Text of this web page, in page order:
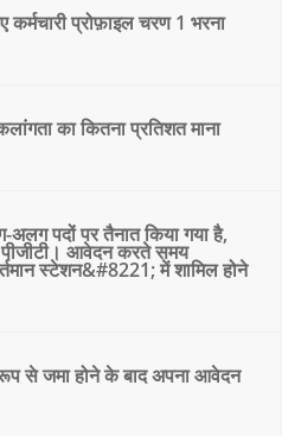
कर्मचारी प्रोफ़ाइल चरण 1 भरना
का कितना प्रतिशत माना
पदों पर तैनात किया गया है,
आवेदन करते समय
स्टेशन&#8221; में शामिल होने
से जमा होने के बाद अपना आवेदन